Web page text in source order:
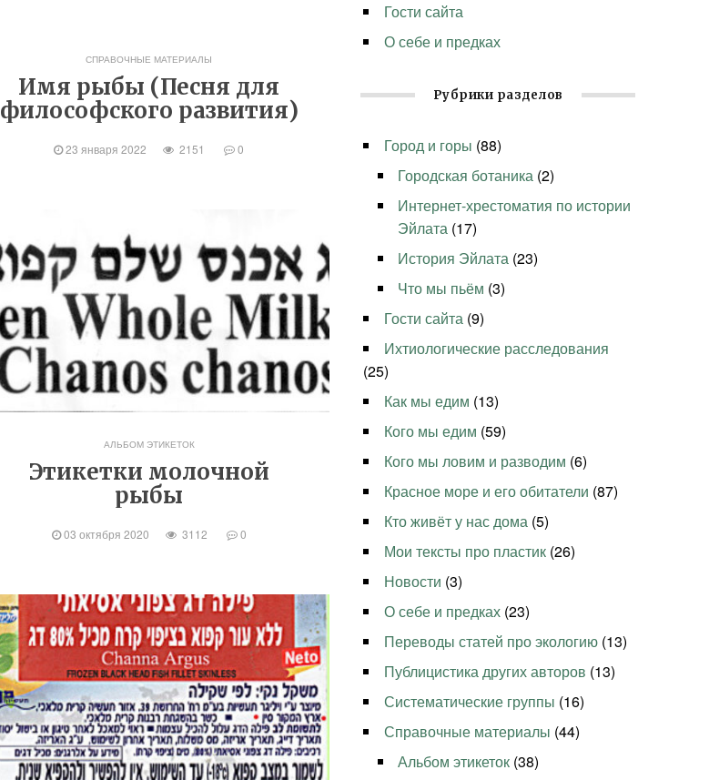
СПРАВОЧНЫЕ МАТЕРИАЛЫ
Имя рыбы (Песня для
философского развития)
23 января 2022 2151 0
АЛЬБОМ ЭТИКЕТОК
Этикетки молочной
рыбы
03 октября 2020 3112 0
Гости сайта
О себе и предках
Рубрики разделов
Город и горы (88)
Городская ботаника (2)
Интернет-хрестоматия по истории
Эйлата (17)
История Эйлата (23)
Что мы пьём (3)
Гости сайта (9)
Ихтиологические расследования
(25)
Как мы едим (13)
Кого мы едим (59)
Кого мы ловим и разводим (6)
Красное море и его обитатели (87)
Кто живёт у нас дома (5)
Мои тексты про пластик (26)
Новости (3)
О себе и предках (23)
Переводы статей про экологию (13)
Публицистика других авторов (13)
Систематические группы (16)
Справочные материалы (44)
Альбом этикеток (38)